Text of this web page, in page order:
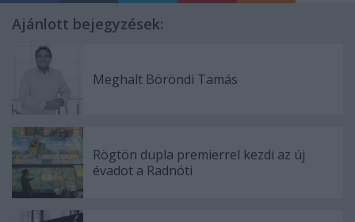
Ajánlott bejegyzések:
Meghalt Böröndi Tamás
Rögtön dupla premierrel kezdi az új
évadot a Radnóti